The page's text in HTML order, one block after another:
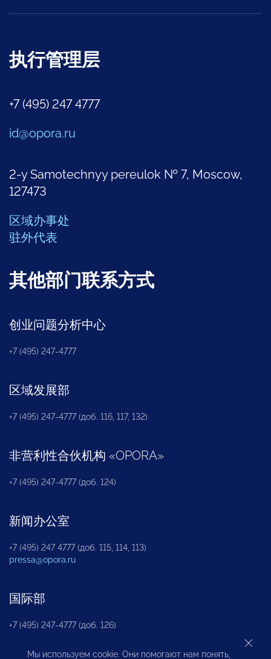
执行管理层
+7 (495) 247 4777
id@opora.ru
2-y Samotechnyy pereulok № 7, Moscow,
127473
区域办事处
驻外代表
其他部门联系方式
创业问题分析中心
+7 (495) 247-4777
区域发展部
+7 (495) 247-4777 (доб. 116, 117, 132)
非营利性合伙机构 «OPORA»
+7 (495) 247-4777 (доб. 124)
新闻办公室
+7 (495) 247 4777 (доб. 115, 114, 113)
pressa@opora.ru
国际部
+7 (495) 247-4777 (доб. 126)
Мы используем cookie. Они помогают нам понять,